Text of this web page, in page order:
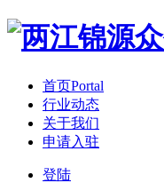
首页Portal
行业动态
关于我们
申请入驻
登陆